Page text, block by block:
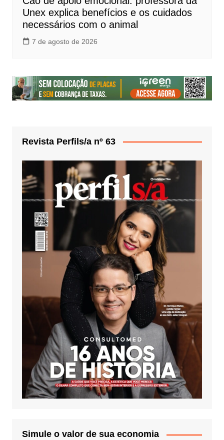
Unex explica benefícios e os cuidados
necessários com o animal
7 de agosto de 2026
Revista Perfils/a nº 63
Simule o valor de sua economia